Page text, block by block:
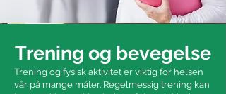
Trening og bevegelse
Trening og fysisk aktivitet er viktig for helsen
vår på mange måter. Regelmessig trening kan